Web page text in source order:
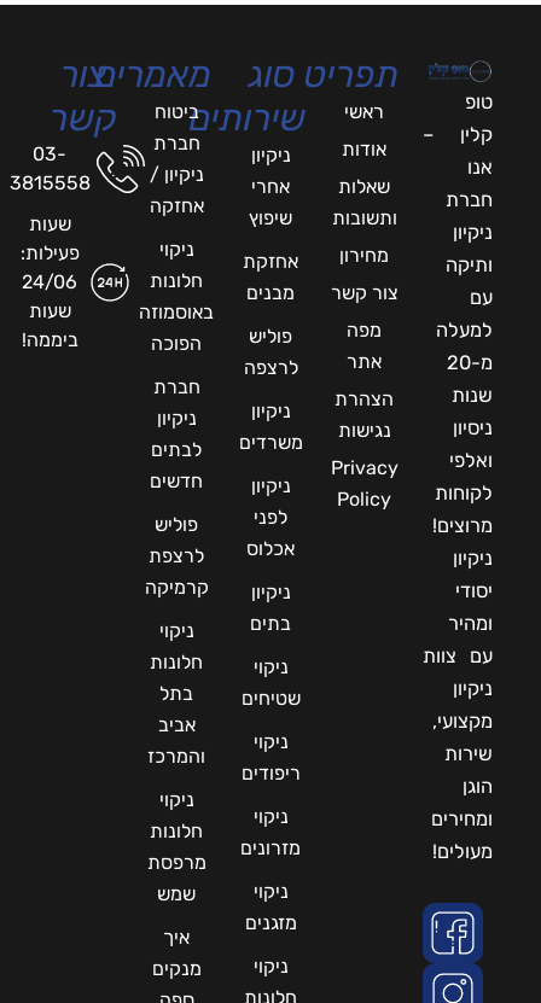
טופ
קלין –
אנו
חברת
ניקיון
ותיקה
עם
למעלה
מ-20
שנות
ניסיון
ואלפי
לקוחות
מרוצים!
ניקיון
יסודי
ומהיר
עם צוות
ניקיון
מקצועי,
שירות
הוגן
ומחירים
מעולים!
תפריט
ראשי
אודות
שאלות
ותשובות
מחירון
צור קשר
מפה
אתר
הצהרת
נגישות
Privacy
Policy
סוג
שירותים
ניקיון
אחרי
שיפוץ
אחזקת
מבנים
פוליש
לרצפה
ניקיון
משרדים
ניקיון
לפני
אכלוס
ניקיון
בתים
ניקוי
שטיחים
ניקוי
ריפודים
ניקוי
מזרונים
ניקוי
מזגנים
ניקוי
חלונות
מאמרים
ביטוח
חברת
ניקיון /
אחזקה
ניקוי
חלונות
באוסמוזה
הפוכה
חברת
ניקיון
לבתים
חדשים
פוליש
לרצפת
קרמיקה
ניקוי
חלונות
בתל
אביב
והמרכז
ניקוי
חלונות
מרפסת
שמש
איך
מנקים
צור
קשר
03-
3815558
שעות
פעילות:
24/06
שעות
ביממה!